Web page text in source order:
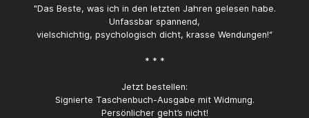
"Das Beste, was ich in den letzten Jahren gelesen habe.
Unfassbar spannend,
vielschichtig, psychologisch dicht, krasse Wendungen!“
* * *
Jetzt bestellen:
Signierte Taschenbuch-Ausgabe mit Widmung.
Persönlicher geht’s nicht!